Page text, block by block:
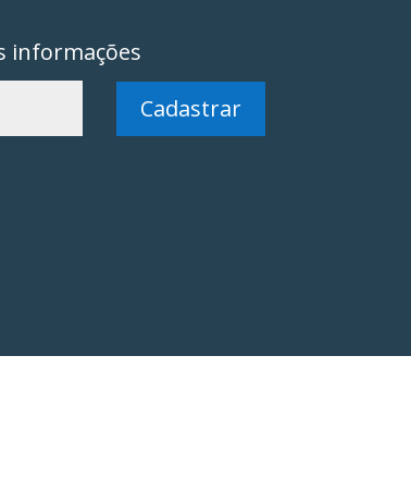
informações
Cadastrar